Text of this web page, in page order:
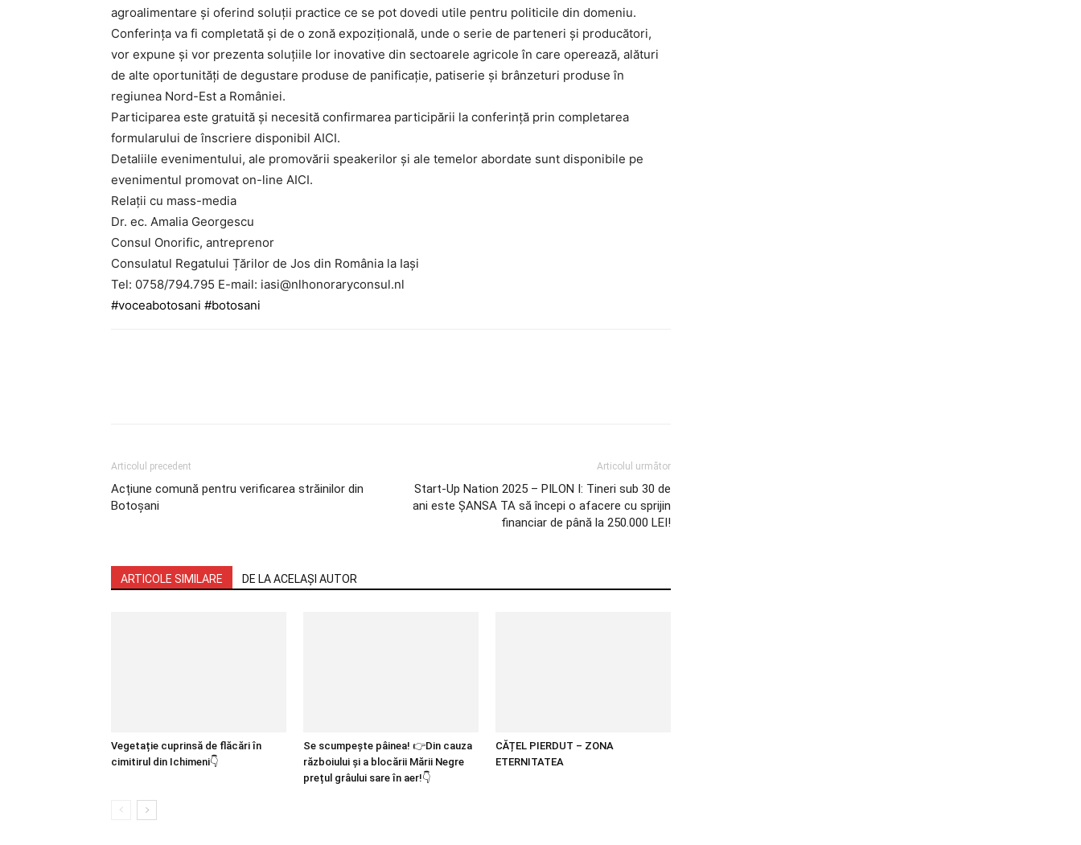
agroalimentare și oferind soluții practice ce se pot dovedi utile pentru politicile din domeniu.
Conferința va fi completată și de o zonă expozițională, unde o serie de parteneri și producători,
vor expune și vor prezenta soluțiile lor inovative din sectoarele agricole în care operează, alături
de alte oportunități de degustare produse de panificație, patiserie și brânzeturi produse în
regiunea Nord-Est a României.
Participarea este gratuită și necesită confirmarea participării la conferință prin completarea
formularului de înscriere disponibil AICI.
Detaliile evenimentului, ale promovării speakerilor și ale temelor abordate sunt disponibile pe
evenimentul promovat on-line AICI.
Relații cu mass-media
Dr. ec. Amalia Georgescu
Consul Onorific, antreprenor
Consulatul Regatului Țărilor de Jos din România la Iași
Tel: 0758/794.795 E-mail: iasi@nlhonoraryconsul.nl
#voceabotosani #botosani
Articolul precedent
Acțiune comună pentru verificarea străinilor din
Botoșani
Articolul următor
Start-Up Nation 2025 – PILON I: Tineri sub 30 de
ani este ȘANSA TA să începi o afacere cu sprijin
financiar de până la 250.000 LEI!
ARTICOLE SIMILARE DE LA ACELAȘI AUTOR
Vegetație cuprinsă de flăcări în
cimitirul din Ichimeni👇
Se scumpește pâinea! 👉Din cauza
războiului și a blocării Mării Negre
prețul grâului sare în aer!👇
CĂȚEL PIERDUT – ZONA
ETERNITATEA